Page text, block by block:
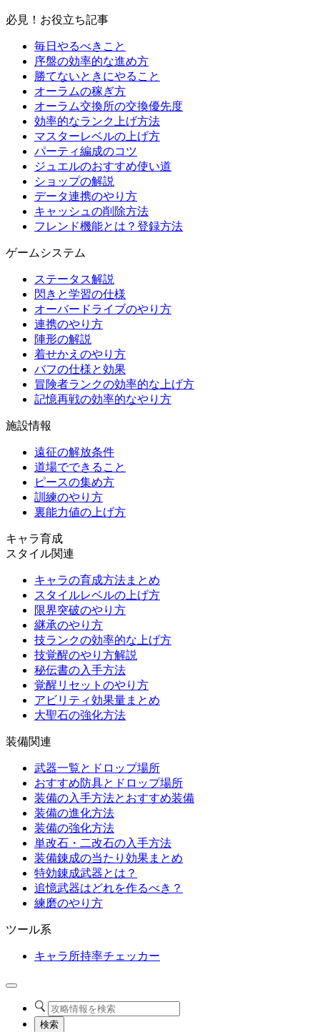
必見！お役立ち記事
毎日やるべきこと
序盤の効率的な進め方
勝てないときにやること
オーラムの稼ぎ方
オーラム交換所の交換優先度
効率的なランク上げ方法
マスターレベルの上げ方
パーティ編成のコツ
ジュエルのおすすめ使い道
ショップの解説
データ連携のやり方
キャッシュの削除方法
フレンド機能とは？登録方法
ゲームシステム
ステータス解説
閃きと学習の仕様
オーバードライブのやり方
連携のやり方
陣形の解説
着せかえのやり方
バフの仕様と効果
冒険者ランクの効率的な上げ方
記憶再戦の効率的なやり方
施設情報
遠征の解放条件
道場でできること
ピースの集め方
訓練のやり方
裏能力値の上げ方
キャラ育成
スタイル関連
キャラの育成方法まとめ
スタイルレベルの上げ方
限界突破のやり方
継承のやり方
技ランクの効率的な上げ方
技覚醒のやり方解説
秘伝書の入手方法
覚醒リセットのやり方
アビリティ効果量まとめ
大聖石の強化方法
装備関連
武器一覧とドロップ場所
おすすめ防具とドロップ場所
装備の入手方法とおすすめ装備
装備の進化方法
装備の強化方法
単改石・二改石の入手方法
装備錬成の当たり効果まとめ
特効錬成武器とは？
追憶武器はどれを作るべき？
練磨のやり方
ツール系
キャラ所持率チェッカー
検索